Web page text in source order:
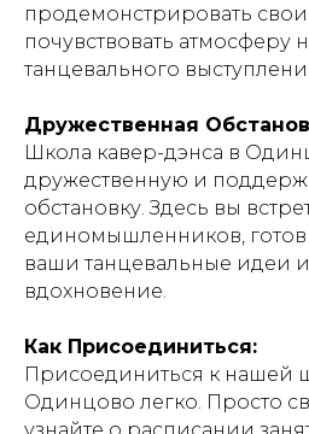
продемонстрировать
почувствовать атмосферу
танцевального
Дружественная
Школа кавер-дэнса в
дружественную и
обстановку. Здесь вы
единомышленников,
ваши танцевальные идеи
вдохновение.
Как Присоединиться:
Присоединиться к нашей
Одинцово легко. Просто
узнайте о расписании